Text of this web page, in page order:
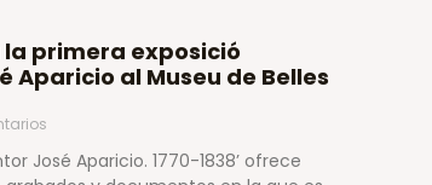
la primera exposició
al Museu de Belles
José Aparicio. 1770-1838’ ofrece